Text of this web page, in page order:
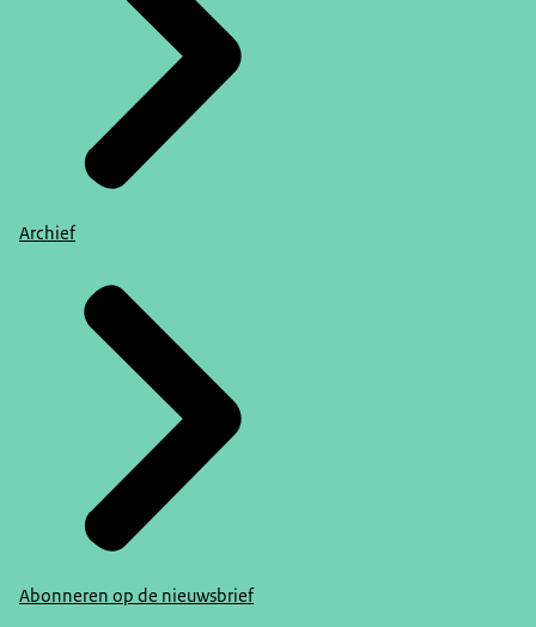
Archief
Abonneren op de nieuwsbrief